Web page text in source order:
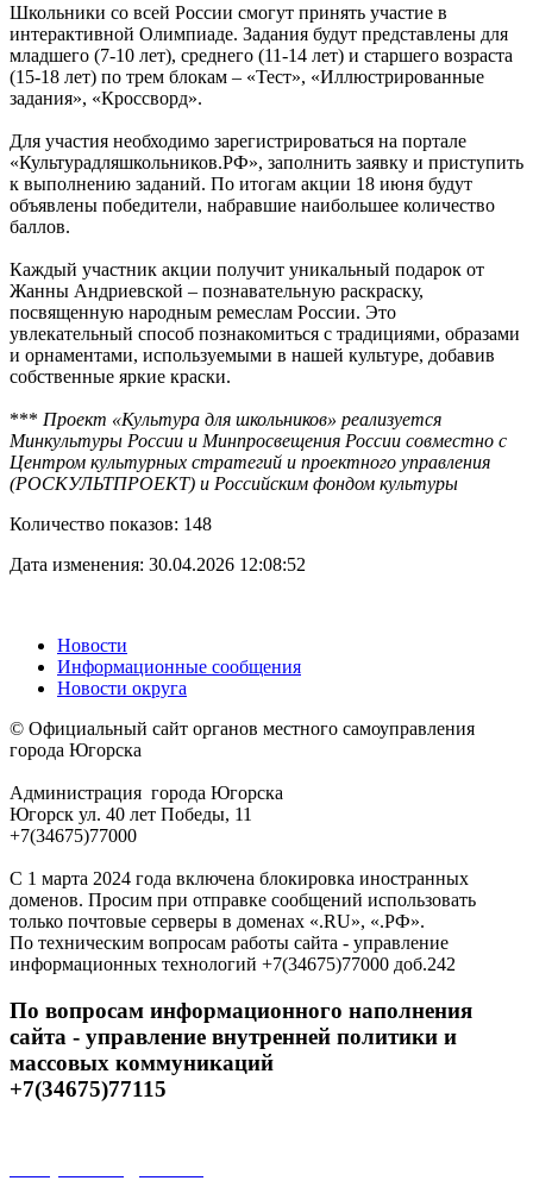
Школьники со всей России смогут принять участие в
интерактивной Олимпиаде. Задания будут представлены для
младшего (7-10 лет), среднего (11-14 лет) и старшего возраста
(15-18 лет) по трем блокам – «Тест», «Иллюстрированные
задания», «Кроссворд».
Для участия необходимо зарегистрироваться на портале
«Культурадляшкольников.РФ», заполнить заявку и приступить
к выполнению заданий. По итогам акции 18 июня будут
объявлены победители, набравшие наибольшее количество
баллов.
Каждый участник акции получит уникальный подарок от
Жанны Андриевской – познавательную раскраску,
посвященную народным ремеслам России. Это
увлекательный способ познакомиться с традициями, образами
и орнаментами, используемыми в нашей культуре, добавив
собственные яркие краски.
*** Проект «Культура для школьников» реализуется
Минкультуры России и Минпросвещения России совместно с
Центром культурных стратегий и проектного управления
(РОСКУЛЬТПРОЕКТ) и Российским фондом культуры
Количество показов: 148
Дата изменения: 30.04.2026 12:08:52
Новости
Информационные сообщения
Новости округа
© Официальный сайт органов местного самоуправления
города Югорска
Администрация города Югорска
Югорск ул. 40 лет Победы, 11
+7(34675)77000
С 1 марта 2024 года включена блокировка иностранных
доменов. Просим при отправке сообщений использовать
только почтовые серверы в доменах «.RU», «.РФ».
По техническим вопросам работы сайта - управление
информационных технологий +7(34675)77000 доб.242
По вопросам информационного наполнения
сайта - управление внутренней политики и
массовых коммуникаций
+7(34675)77115